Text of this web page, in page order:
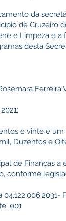
da
de Cruzeiro
e Limpeza e
desta
Ferreira
e vinte e
Duzentos e
de Finanças
conforme
001